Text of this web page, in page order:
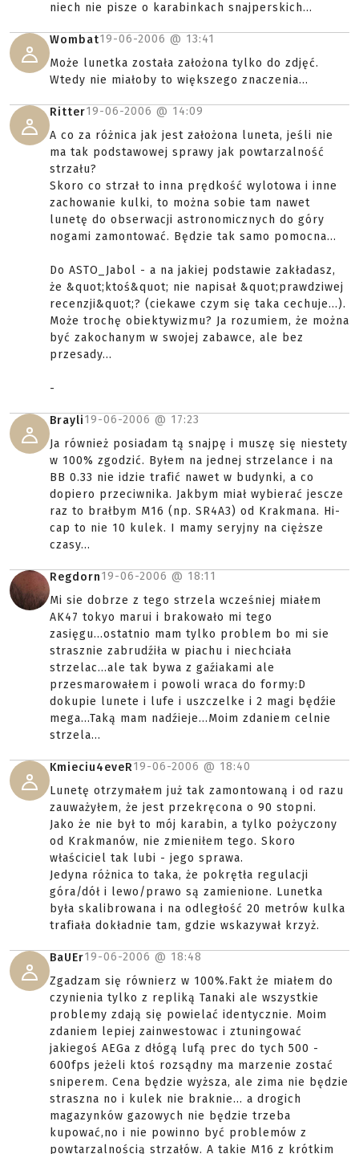
niech nie pisze o karabinkach snajperskich...
Wombat19-06-2006 @ 13:41
Może lunetka została założona tylko do zdjęć.
Wtedy nie miałoby to większego znaczenia...
Ritter19-06-2006 @ 14:09
A co za różnica jak jest założona luneta, jeśli nie
ma tak podstawowej sprawy jak powtarzalność
strzału?
Skoro co strzał to inna prędkość wylotowa i inne
zachowanie kulki, to można sobie tam nawet
lunetę do obserwacji astronomicznych do góry
nogami zamontować. Będzie tak samo pomocna...
Do ASTO_Jabol - a na jakiej podstawie zakładasz,
że &quot;ktoś&quot; nie napisał &quot;prawdziwej
recenzji&quot;? (ciekawe czym się taka cechuje...).
Może trochę obiektywizmu? Ja rozumiem, że można
być zakochanym w swojej zabawce, ale bez
przesady...
-
Brayli19-06-2006 @ 17:23
Ja również posiadam tą snajpę i muszę się niestety
w 100% zgodzić. Byłem na jednej strzelance i na
BB 0.33 nie idzie trafić nawet w budynki, a co
dopiero przeciwnika. Jakbym miał wybierać jescze
raz to brałbym M16 (np. SR4A3) od Krakmana. Hi-
cap to nie 10 kulek. I mamy seryjny na cięższe
czasy...
Regdorn19-06-2006 @ 18:11
Mi sie dobrze z tego strzela wcześniej miałem
AK47 tokyo marui i brakowało mi tego
zasięgu...ostatnio mam tylko problem bo mi sie
strasznie zabrudźiła w piachu i niechciała
strzelac...ale tak bywa z gaźiakami ale
przesmarowałem i powoli wraca do formy:D
dokupie lunete i lufe i uszczelke i 2 magi będźie
mega...Taką mam nadźieje...Moim zdaniem celnie
strzela...
Kmieciu4eveR19-06-2006 @ 18:40
Lunetę otrzymałem już tak zamontowaną i od razu
zauważyłem, że jest przekręcona o 90 stopni.
Jako że nie był to mój karabin, a tylko pożyczony
od Krakmanów, nie zmieniłem tego. Skoro
właściciel tak lubi - jego sprawa.
Jedyna różnica to taka, że pokrętła regulacji
góra/dół i lewo/prawo są zamienione. Lunetka
była skalibrowana i na odległość 20 metrów kulka
trafiała dokładnie tam, gdzie wskazywał krzyż.
BaUEr19-06-2006 @ 18:48
Zgadzam się równierz w 100%.Fakt że miałem do
czynienia tylko z repliką Tanaki ale wszystkie
problemy zdają się powielać identycznie. Moim
zdaniem lepiej zainwestowac i ztuningować
jakiegoś AEGa z dłógą lufą prec do tych 500 -
600fps jeżeli ktoś rozsądny ma marzenie zostać
sniperem. Cena będzie wyższa, ale zima nie będzie
straszna no i kulek nie braknie... a drogich
magazynków gazowych nie będzie trzeba
kupować,no i nie powinno być problemów z
powtarzalnością strzałów. A takie M16 z krótkim